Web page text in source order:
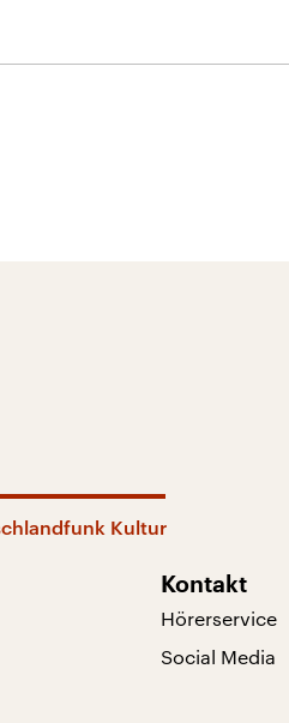
Kultur
Kontakt
Hörerservice
Social Media